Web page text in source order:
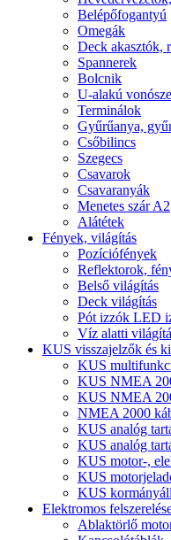
Belépőfogantyú
Omegák
Deck akasztók,
Spannerek
Bolcnik
U-alakú
Terminálok
Gyűrűanya,
Csőbilincs
Szegecs
Csavarok
Csavaranyák
Menetes szár A2
Alátétek
Fények, világítás
Pozíciófények
Reflektorok,
Belső világítás
Deck világítás
Pót izzók LED
Víz alatti
KUS visszajelzők és
KUS
KUS NMEA
KUS NMEA
NMEA 2000
KUS analóg
KUS analóg
KUS motor-,
KUS
KUS
Elektromos
Ablaktörlő